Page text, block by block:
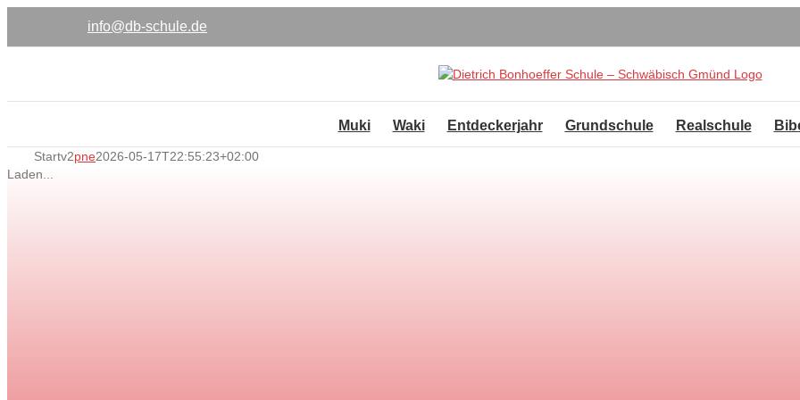
springen
info@db-schule.de
Muki Waki Entdeckerjahr Grundschule Realschule
Startv2pne2026-05-17T22:55:23+02:00
Laden...